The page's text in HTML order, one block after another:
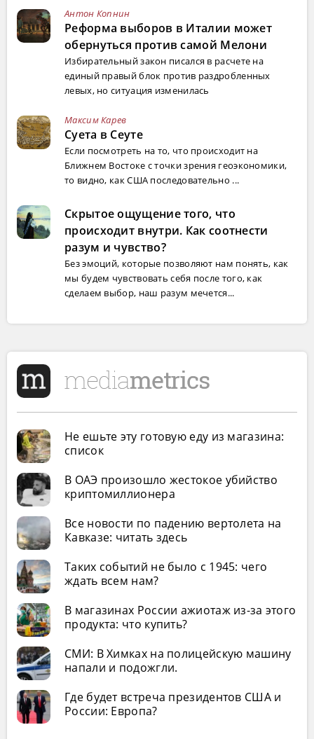
Антон Копнин
Реформа выборов в Италии может
обернуться против самой Мелони
Избирательный закон писался в расчете на
единый правый блок против раздробленных
левых, но ситуация изменилась
Максим Карев
Суета в Сеуте
Если посмотреть на то, что происходит на
Ближнем Востоке с точки зрения геоэкономики,
то видно, как США последовательно ...
Скрытое ощущение того, что
происходит внутри. Как соотнести
разум и чувство?
Без эмоций, которые позволяют нам понять, как
мы будем чувствовать себя после того, как
сделаем выбор, наш разум мечется...
Не ешьте эту готовую еду из магазина:
список
В ОАЭ произошло жестокое убийство
криптомиллионера
Все новости по падению вертолета на
Кавказе: читать здесь
Таких событий не было с 1945: чего
ждать всем нам?
В магазинах России ажиотаж из-за этого
продукта: что купить?
СМИ: В Химках на полицейскую машину
напали и подожгли.
Где будет встреча президентов США и
России: Европа?